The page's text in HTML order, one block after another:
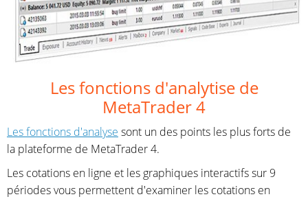
Les fonctions d'analytise de
MetaTrader 4
Les fonctions d'analyse sont un des points les plus forts de
la plateforme de MetaTrader 4.
Les cotations en ligne et les graphiques interactifs sur 9
périodes vous permettent d'examiner les cotations en